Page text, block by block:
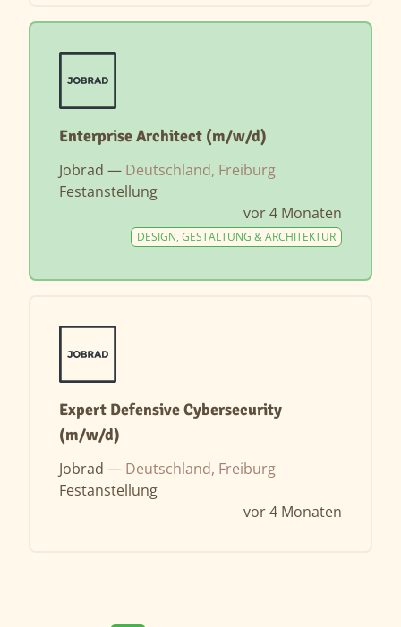
Enterprise Architect (m/w/d)
Jobrad — Deutschland, Freiburg
Festanstellung
vor 4 Monaten
DESIGN, GESTALTUNG & ARCHITEKTUR
Expert Defensive Cybersecurity
(m/w/d)
Jobrad — Deutschland, Freiburg
Festanstellung
vor 4 Monaten